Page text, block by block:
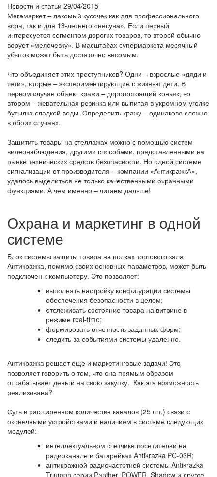
Новости и статьи 29/04/2015
Мегамаркет – лакомый кусочек как для профессионального
вора, так и для 13-летнего «несуна». Если первый
интересуется сегментом дорогих товаров, то второй обычно
ворует «мелочевку». В масштабах супермаркета месячный
убыток может быть достаточно весомым.
Что объединяет этих преступников? Одни – взрослые «дяди и
тети», вторые – экспериментирующие с жизнью дети. В
первом случае объект кражи – дорогостоящий коньяк, во
втором – жевательная резинка или выпитая в укромном уголке
бутылка сладкой воды. Определить кражу – одинаково сложно
в обоих случаях.
Защитить товары на стеллажах можно с помощью систем
видеонаблюдения, другими способами, представленными на
рынке технических средств безопасности. Но одной системе
сигнализации от производителя – компании «АнтикражкА»,
удалось выделиться не только качественными охранными
функциями. А чем именно – читаем дальше!
Охрана и маркетинг в одной
системе
Блок системы защиты товара на полках торгового зала
Антикражка, помимо своих основных параметров, может быть
подключен к компьютеру. Это позволяет:
выполнять настройку конфигурации системы
обеспечения безопасности в целом;
отслеживать состояние товара на витрине в
режиме real-time;
формировать отчетность заданных форм;
следить за событиями системы удаленно.
Антикражка решает ещё и маркетинговые задачи! Это
позволяет говорить о том, что она прямым образом
отрабатывает деньги на свою закупку. Как эта возможность
реализована?
Суть в расширенном количестве каналов (25 шт.) связи с
оконечными устройствами и наличием в системе следующих
модулей:
интеллектуальном счетчике посетителей на
радиоканале и батарейках Antikrazka PC-03R;
антикражной радиочастотной системы Antikrazka
Triumph серии Panther, POWER, Shadow и другое